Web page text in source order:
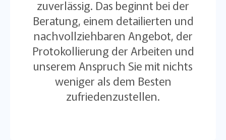
zuverlässig. Das beginnt bei der
Beratung, einem detailierten und
nachvollziehbaren Angebot, der
Protokollierung der Arbeiten und
unserem Anspruch Sie mit nichts
weniger als dem Besten
zufriedenzustellen.